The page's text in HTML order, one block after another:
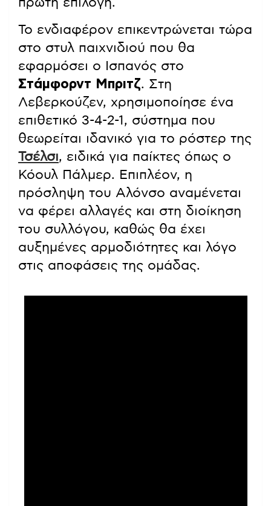
Το ενδιαφέρον επικεντρώνεται τώρα
στο στυλ παιχνιδιού που θα
εφαρμόσει ο Ισπανός στο
Στάμφορντ Μπριτζ. Στη
Λεβερκούζεν, χρησιμοποίησε ένα
επιθετικό 3-4-2-1, σύστημα που
θεωρείται ιδανικό για το ρόστερ της
Τσέλσι, ειδικά για παίκτες όπως ο
Κόουλ Πάλμερ. Επιπλέον, η
πρόσληψη του Αλόνσο αναμένεται
να φέρει αλλαγές και στη διοίκηση
του συλλόγου, καθώς θα έχει
αυξημένες αρμοδιότητες και λόγο
στις αποφάσεις της ομάδας.